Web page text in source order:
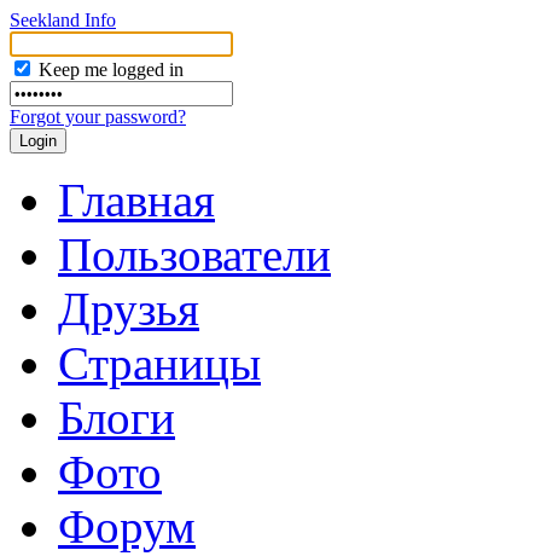
Seekland Info
Keep me logged in
Forgot your password?
Главная
Пользователи
Друзья
Страницы
Блоги
Фото
Форум